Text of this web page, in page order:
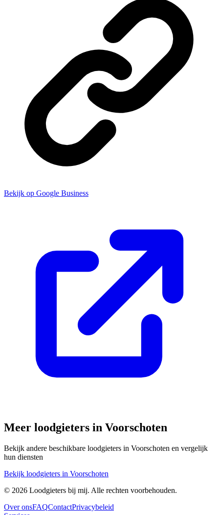
Bekijk op Google Business
Meer loodgieters in Voorschoten
Bekijk andere beschikbare loodgieters in Voorschoten en vergelijk
hun diensten
Bekijk loodgieters in Voorschoten
© 2026 Loodgieters bij mij. Alle rechten voorbehouden.
Over onsFAQContactPrivacybeleid